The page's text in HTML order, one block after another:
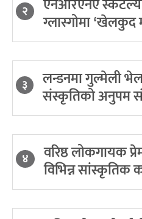
२ एनआरएनए
ग्लास्गोमा ‘खेलकुद
३ लन्डनमा गुल्मेली
संस्कृतिको अनुपम
४ वरिष्ठ लोकगायक
विभिन्न सांस्कृतिक